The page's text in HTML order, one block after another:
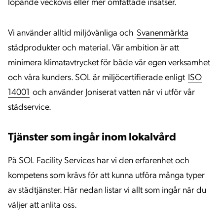
löpande veckovis eller mer omfattade insatser.
Vi använder alltid miljövänliga och Svanenmärkta
städprodukter och material. Vår ambition är att
minimera klimatavtrycket för både vår egen verksamhet
och våra kunders. SOL är miljöcertifierade enligt ISO
14001 och använder Joniserat vatten när vi utför vår
städservice.
Tjänster som ingår inom lokalvård
På SOL Facility Services har vi den erfarenhet och
kompetens som krävs för att kunna utföra många typer
av städtjänster. Här nedan listar vi allt som ingår när du
väljer att anlita oss.